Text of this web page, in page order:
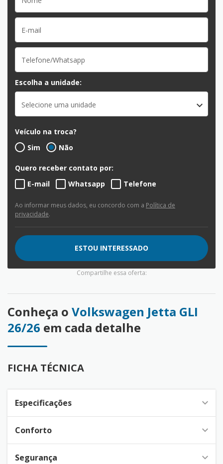
Escolha a unidade:
Selecione uma unidade
Veículo na troca?
Sim
Não
Quero receber contato por:
E-mail
Whatsapp Telefone
Ao informar meus dados, eu concordo com a Política de
privacidade.
ESTOU INTERESSADO
Compartilhe essa oferta:
Conheça o Volkswagen Jetta GLI
26/26 em cada detalhe
FICHA TÉCNICA
Especificações
Conforto
Segurança